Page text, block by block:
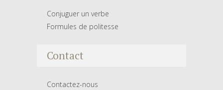
Conjuguer un verbe
Formules de politesse
Contact
Contactez-nous